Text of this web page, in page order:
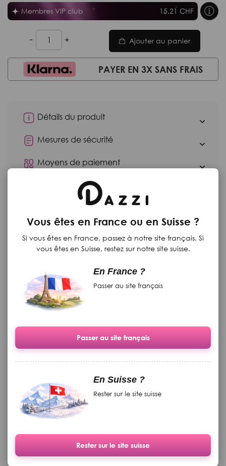
Vous êtes en France ou en Suisse ?
Si vous êtes en France, passez à notre site français. Si
vous êtes en Suisse, restez sur notre site suisse.
En France ?
Passer au site français
Passer au site français
En Suisse ?
Rester sur le site suisse
Rester sur le site suisse
Membres VIP club 15.21 CHF
Ajouter au panier
PAYER EN 3X SANS FRAIS
Détails du produit
Mesures de sécurité
Moyens de paiement
Produits complementaires
Cuticule "Foto Finish" aroma
vanille, avec du beurre de
karité de cacao, 15 g
Disponible
19.90 CHF
Grand livre de théorie